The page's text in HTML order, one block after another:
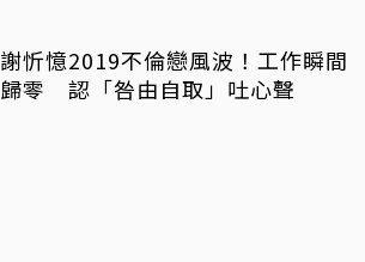
謝忻憶2019不倫戀風波！工作瞬間
歸零 認「咎由自取」吐心聲